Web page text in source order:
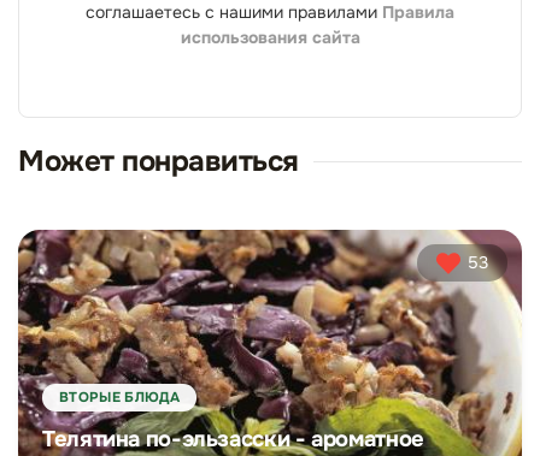
соглашаетесь с нашими правилами Правила
использования сайта
Может понравиться
53
ВТОРЫЕ БЛЮДА
Телятина по-эльзасски - ароматное